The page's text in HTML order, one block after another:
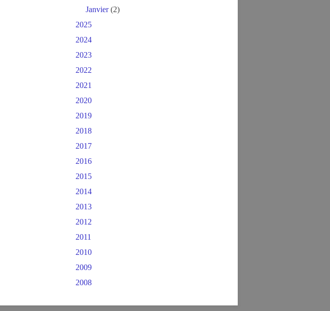
Janvier(2)
2025
2024
2023
2022
2021
2020
2019
2018
2017
2016
2015
2014
2013
2012
2011
2010
2009
2008